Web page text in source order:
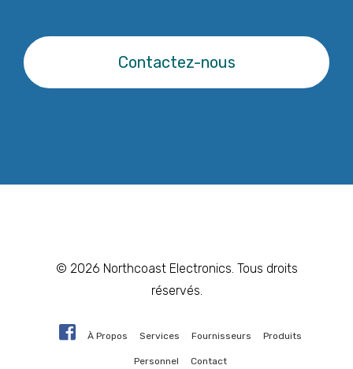
Contactez-nous
© 2026 Northcoast Electronics. Tous droits
réservés.
À Propos Services Fournisseurs Produits
Personnel Contact